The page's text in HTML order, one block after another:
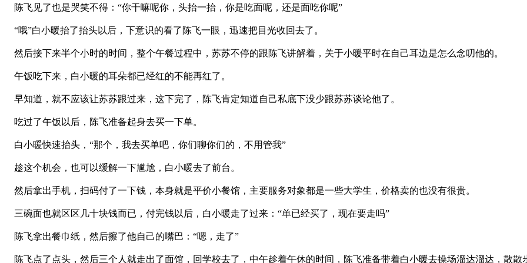
陈飞见了也是哭笑不得：“你干嘛呢你，头抬一抬，你是吃面呢，还是面吃你呢”
“哦”白小暖抬了抬头以后，下意识的看了陈飞一眼，迅速把目光收回去了。
然后接下来半个小时的时间，整个午餐过程中，苏苏不停的跟陈飞讲解着，关于小暖平时在自己耳边是怎么念叨他的。
午饭吃下来，白小暖的耳朵都已经红的不能再红了。
早知道，就不应该让苏苏跟过来，这下完了，陈飞肯定知道自己私底下没少跟苏苏谈论他了。
吃过了午饭以后，陈飞准备起身去买一下单。
白小暖快速抬头，“那个，我去买单吧，你们聊你们的，不用管我”
趁这个机会，也可以缓解一下尴尬，白小暖去了前台。
然后拿出手机，扫码付了一下钱，本身就是平价小餐馆，主要服务对象都是一些大学生，价格卖的也没有很贵。
三碗面也就区区几十块钱而已，付完钱以后，白小暖走了过来：“单已经买了，现在要走吗”
陈飞拿出餐巾纸，然后擦了他自己的嘴巴：“嗯，走了”
陈飞点了点头，然后三个人就走出了面馆，回学校去了，中午趁着午休的时间，陈飞准备带着白小暖去操场溜达溜达，散